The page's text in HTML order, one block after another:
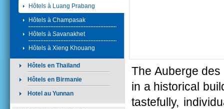
Hôtels à Luang Prabang
Hôtels à Champasak
Hôtels à Savanakhet
Hôtels à Xieng Khouang
Hôtels en Thailand
Hôtels en Birmanie
Hotel au Yunnan
The Auberge
in a historical
tastefully,